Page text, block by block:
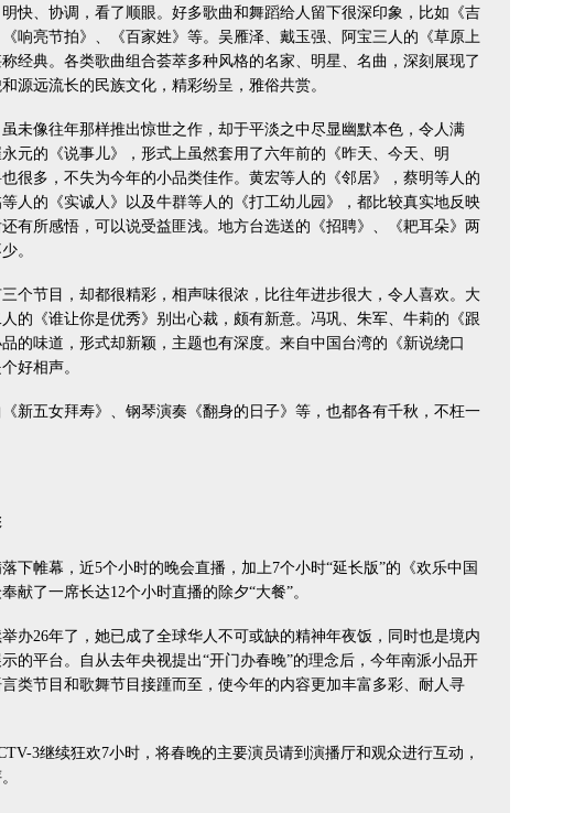
快、协调，看了顺眼。好多歌曲和舞蹈给人留下很深印象，比如《吉
响亮节拍》、《百家姓》等。吴雁泽、戴玉强、阿宝三人的《草原上
经典。各类歌曲组合荟萃多种风格的名家、明星、名曲，深刻展现了
源远流长的民族文化，精彩纷呈，雅俗共赏。
像往年那样推出惊世之作，却于平淡之中尽显幽默本色，令人满
元的《说事儿》，形式上虽然套用了六年前的《昨天、今天、明
很多，不失为今年的小品类佳作。黄宏等人的《邻居》，蔡明等人的
等人的《实诚人》以及牛群等人的《打工幼儿园》，都比较真实地反映
有所感悟，可以说受益匪浅。地方台选送的《招聘》、《耙耳朵》两
。
节目，却都很精彩，相声味很浓，比往年进步很大，令人喜欢。大
的《谁让你是优秀》别出心裁，颇有新意。冯巩、朱军、牛莉的《跟
的味道，形式却新颖，主题也有深度。来自中国台湾的《新说绕口
好相声。
五女拜寿》、钢琴演奏《翻身的日子》等，也都各有千秋，不枉一
帷幕，近5个小时的晚会直播，加上7个小时“延长版”的《欢乐中国
献了一席长达12个小时直播的除夕“大餐”。
26年了，她已成了全球华人不可或缺的精神年夜饭，同时也是境内
的平台。自从去年央视提出“开门办春晚”的理念后，今年南派小品开
类节目和歌舞节目接踵而至，使今年的内容更加丰富多彩、耐人寻
3继续狂欢7小时，将春晚的主要演员请到演播厅和观众进行互动，